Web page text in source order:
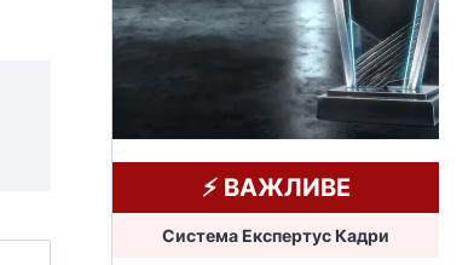
⚡️ ВАЖЛИВЕ
Система Експертус Кадри